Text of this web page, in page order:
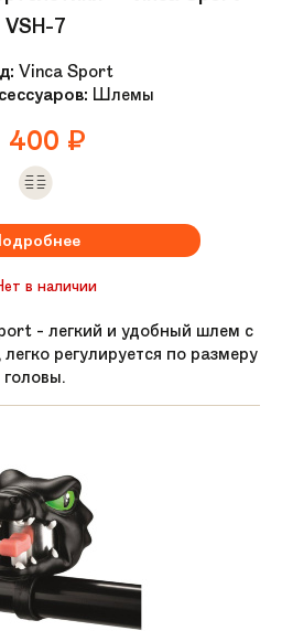
VSH-7
Vinca Sport
Шлемы
400 ₽
в наличии
- легкий и удобный шлем с
регулируется по размеру
головы.